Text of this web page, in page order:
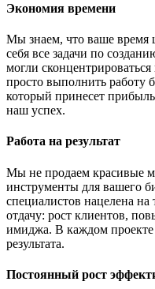
Экономия времени
Мы знаем, что ваше время
себя все задачи по
могли
просто выполнить работу
который принесет
наш успех.
Работа на результат
Мы не продаем красивые
инструменты для вашего
специалистов нацелена
отдачу: рост клиентов,
имиджа. В каждом
результата.
Постоянный рост